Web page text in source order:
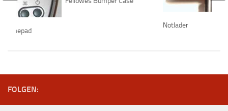
Notlader
Gamepad
FOLGEN: